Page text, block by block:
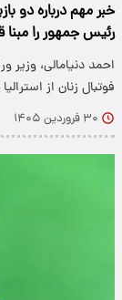
خبر مهم درباره دو
رئیس جمهور را مبنا
احمد دنیامالی، وزیر
فوتبال زنان از
۳۰ فروردین ۱۴۰۵